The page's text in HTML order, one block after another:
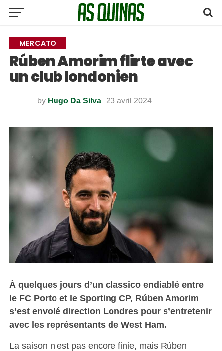
MERCATO
Rúben Amorim flirte avec
un club londonien
by Hugo Da Silva 23 avril 2024
À quelques jours d’un classico endiablé entre
le FC Porto et le Sporting CP, Rúben Amorim
s’est envolé direction Londres pour s’entretenir
avec les représentants de West Ham.
La saison n’est pas encore finie, mais Rúben